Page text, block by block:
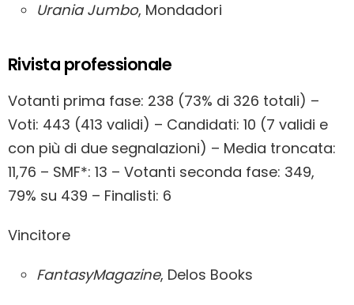
Urania Jumbo, Mondadori
Rivista professionale
Votanti prima fase: 238 (73% di 326 totali) –
Voti: 443 (413 validi) – Candidati: 10 (7 validi e
con più di due segnalazioni) – Media troncata:
11,76 – SMF*: 13 – Votanti seconda fase: 349,
79% su 439 – Finalisti: 6
Vincitore
FantasyMagazine, Delos Books